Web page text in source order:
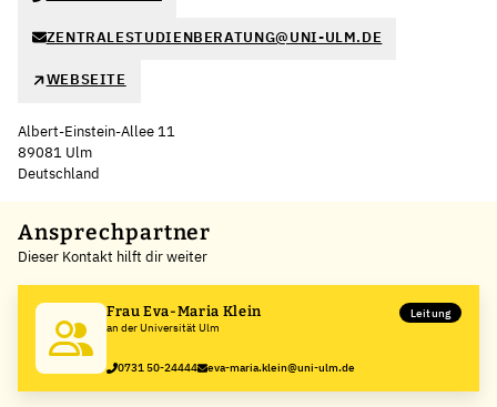
ZENTRALESTUDIENBERATUNG@UNI-ULM.DE
WEBSEITE
Albert-Einstein-Allee 11
89081 Ulm
Deutschland
+
−
Ansprechpartner
Dieser Kontakt hilft dir weiter
Frau Eva-Maria Klein
an der Universität Ulm
Leitung
0731 50-24444 eva-maria.klein@uni-ulm.de